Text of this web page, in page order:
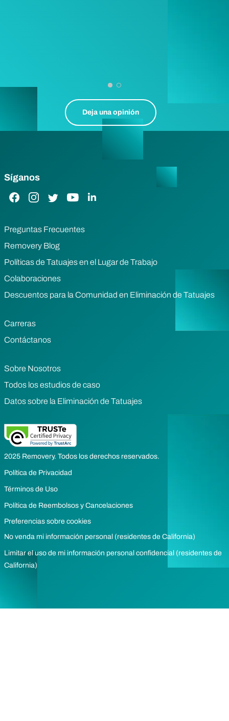
Deja una opinión
Síganos
Enlace de Facebook
Enlace de Instagram
Enlace de Twitter
Enlace de YouTube
Enlace de LinkedIn
Preguntas Frecuentes
Removery Blog
Políticas de Tatuajes en el Lugar de Trabajo
Colaboraciones
Descuentos para la Comunidad en Eliminación de Tatuajes
Carreras
Contáctanos
Sobre Nosotros
Todos los estudios de caso
Datos sobre la Eliminación de Tatuajes
2025 Removery. Todos los derechos reservados.
Política de Privacidad
Términos de Uso
Política de Reembolsos y Cancelaciones
Preferencias sobre cookies
No venda mi información personal (residentes de California)
Limitar el uso de mi información personal confidencial (residentes de
California)